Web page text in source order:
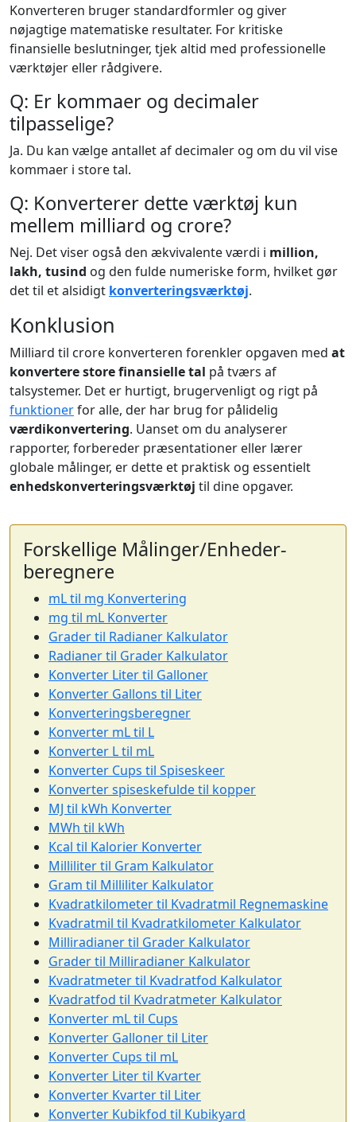
Konverteren bruger standardformler og giver
nøjagtige matematiske resultater. For kritiske
finansielle beslutninger, tjek altid med professionelle
værktøjer eller rådgivere.
Q: Er kommaer og decimaler
tilpasselige?
Ja. Du kan vælge antallet af decimaler og om du vil vise
kommaer i store tal.
Q: Konverterer dette værktøj kun
mellem milliard og crore?
Nej. Det viser også den ækvivalente værdi i million,
lakh, tusind og den fulde numeriske form, hvilket gør
det til et alsidigt konverteringsværktøj.
Konklusion
Milliard til crore konverteren forenkler opgaven med at
konvertere store finansielle tal på tværs af
talsystemer. Det er hurtigt, brugervenligt og rigt på
funktionerfor alle, der har brug for pålidelig
værdikonvertering. Uanset om du analyserer
rapporter, forbereder præsentationer eller lærer
globale målinger, er dette et praktisk og essentielt
enhedskonverteringsværktøj til dine opgaver.
Forskellige Målinger/Enheder-
beregnere
mL til mg Konvertering
mg til mL Konverter
Grader til Radianer Kalkulator
Radianer til Grader Kalkulator
Konverter Liter til Galloner
Konverter Gallons til Liter
Konverteringsberegner
Konverter mL til L
Konverter L til mL
Konverter Cups til Spiseskeer
Konverter spiseskefulde til kopper
MJ til kWh Konverter
MWh til kWh
Kcal til Kalorier Konverter
Milliliter til Gram Kalkulator
Gram til Milliliter Kalkulator
Kvadratkilometer til Kvadratmil Regnemaskine
Kvadratmil til Kvadratkilometer Kalkulator
Milliradianer til Grader Kalkulator
Grader til Milliradianer Kalkulator
Kvadratmeter til Kvadratfod Kalkulator
Kvadratfod til Kvadratmeter Kalkulator
Konverter mL til Cups
Konverter Galloner til Liter
Konverter Cups til mL
Konverter Liter til Kvarter
Konverter Kvarter til Liter
Konverter Kubikfod til Kubikyard